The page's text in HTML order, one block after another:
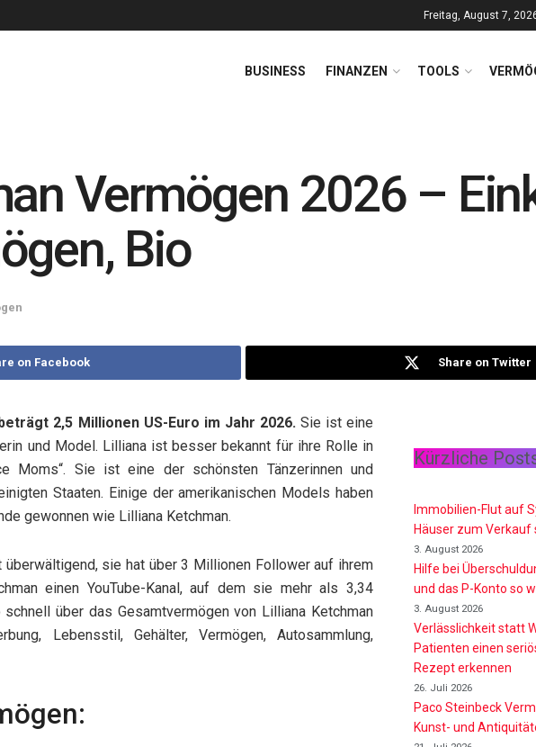
Freitag, August 7,
BUSINESS FINANZEN TOOLS
Vermögen 2026 –
Bio
on Facebook Share on Twitter
2,5 Millionen US-Euro im Jahr 2026.Sie ist eine
und Model. Lilliana ist besser bekannt für ihre Rolle in
Moms“. Sie ist eine der schönsten Tänzerinnen und
Staaten. Einige der amerikanischen Models haben
gewonnen wie Lilliana Ketchman.
sie hat über 3 Millionen Follower auf ihrem
einen YouTube-Kanal, auf dem sie mehr als 3,34
über das Gesamtvermögen von Lilliana Ketchman
Lebensstil, Gehälter, Vermögen, Autosammlung,
Kürzliche
Immobilien-Flut auf
Häuser zum Verkauf
3. August 2026
Hilfe bei
und das P-Konto so
3. August 2026
Verlässlichkeit statt
Patienten einen
Rezept erkennen
26. Juli 2026
Paco Steinbeck
Kunst- und